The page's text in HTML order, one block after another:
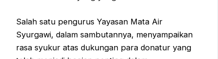
Salah satu pengurus Yayasan Mata Air
Syurgawi, dalam sambutannya, menyampaikan
rasa syukur atas dukungan para donatur yang